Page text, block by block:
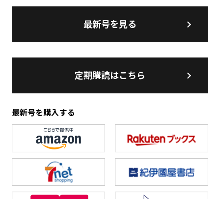
最新号を見る
定期購読はこちら
最新号を購入する